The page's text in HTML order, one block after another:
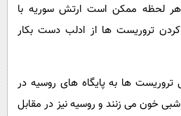
هر لحظه ممکن است ارتش سوریه با
تروریست ها از ادلب دست بکار
تروریست ها به پایگاه های روسیه در
خون می زنند و روسیه نیز در مقابل